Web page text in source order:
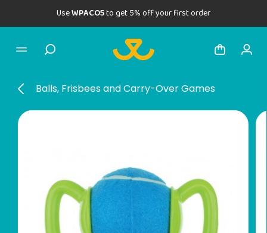
UseWPACO5to get 5% off your first order
Balls, Frisbees and Carry-Over Games